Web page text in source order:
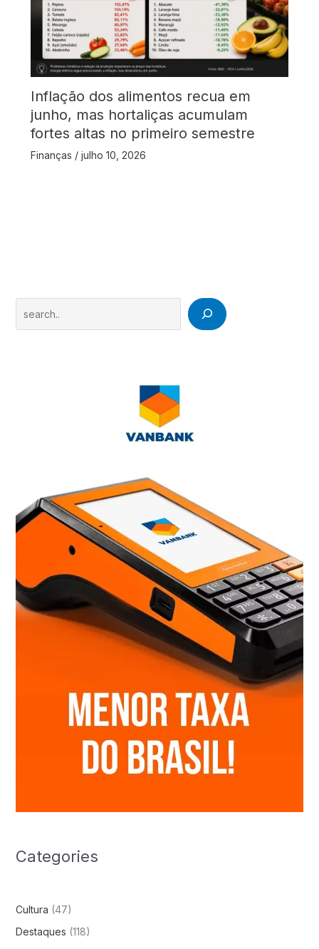
Inflação dos alimentos recua em
junho, mas hortaliças acumulam
fortes altas no primeiro semestre
Finanças / julho 10, 2026
Categories
Cultura (47)
Destaques (118)